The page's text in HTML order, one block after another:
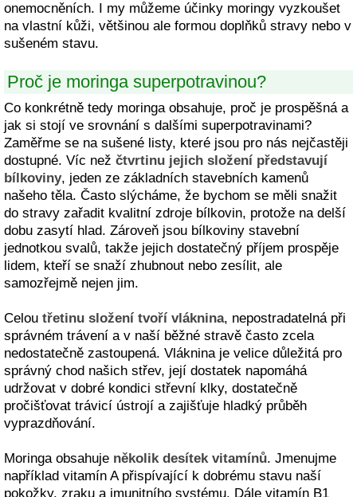
onemocněních. I my můžeme účinky moringy vyzkoušet
na vlastní kůži, většinou ale formou doplňků stravy nebo v
sušeném stavu.
Proč je moringa superpotravinou?
Co konkrétně tedy moringa obsahuje, proč je prospěšná a
jak si stojí ve srovnání s dalšími superpotravinami?
Zaměřme se na sušené listy, které jsou pro nás nejčastěji
dostupné. Víc než čtvrtinu jejich složení představují
bílkoviny, jeden ze základních stavebních kamenů
našeho těla. Často slýcháme, že bychom se měli snažit
do stravy zařadit kvalitní zdroje bílkovin, protože na delší
dobu zasytí hlad. Zároveň jsou bílkoviny stavební
jednotkou svalů, takže jejich dostatečný příjem prospěje
lidem, kteří se snaží zhubnout nebo zesílit, ale
samozřejmě nejen jim.
Celou třetinu složení tvoří vláknina, nepostradatelná při
správném trávení a v naší běžné stravě často zcela
nedostatečně zastoupená. Vláknina je velice důležitá pro
správný chod našich střev, její dostatek napomáhá
udržovat v dobré kondici střevní klky, dostatečně
pročišťovat trávicí ústrojí a zajišťuje hladký průběh
vyprazdňování.
Moringa obsahuje několik desítek vitamínů. Jmenujme
například vitamín A přispívající k dobrému stavu naší
pokožky, zraku a imunitního systému. Dále vitamín B1